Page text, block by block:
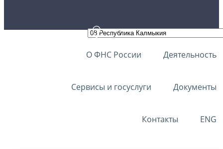
О ФНС России Деятельность
Сервисы и госуслуги Документы
Контакты ENG